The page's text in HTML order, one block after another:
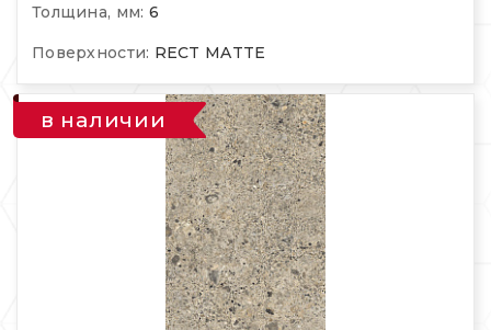
Толщина, мм: 6
Поверхности: RECT MATTE
в наличии